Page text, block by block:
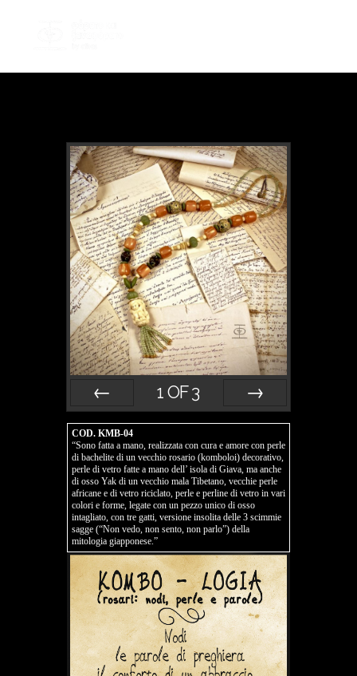
Prev
1 OF3
Next
COD. KMB-04
“Sono fatta a mano, realizzata con cura e amore con perle
di bachelite di un vecchio rosario (komboloi) decorativo,
perle di vetro fatte a mano dell’ isola di Giava, ma anche
di osso Yak di un vecchio mala Tibetano, vecchie perle
africane e di vetro riciclato, perle e perline di vetro in vari
colori e forme, legate con un pezzo unico di osso
intagliato, con tre gatti, versione insolita delle 3 scimmie
sagge (“Non vedo, non sento, non parlo”) della
mitologia giapponese.”